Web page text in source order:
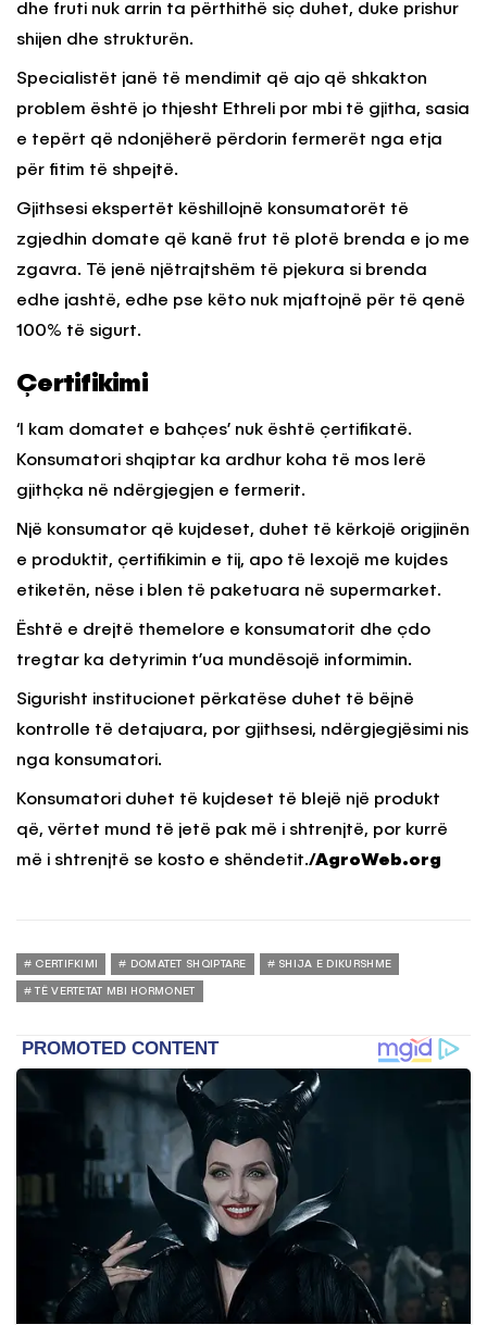
dhe fruti nuk arrin ta përthithë siç duhet, duke prishur
shijen dhe strukturën.
Specialistët janë të mendimit që ajo që shkakton
problem është jo thjesht Ethreli por mbi të gjitha, sasia
e tepërt që ndonjëherë përdorin fermerët nga etja
për fitim të shpejtë.
Gjithsesi ekspertët këshillojnë konsumatorët të
zgjedhin domate që kanë frut të plotë brenda e jo me
zgavra. Të jenë njëtrajtshëm të pjekura si brenda
edhe jashtë, edhe pse këto nuk mjaftojnë për të qenë
100% të sigurt.
Çertifikimi
‘I kam domatet e bahçes’ nuk është çertifikatë.
Konsumatori shqiptar ka ardhur koha të mos lerë
gjithçka në ndërgjegjen e fermerit.
Një konsumator që kujdeset, duhet të kërkojë origjinën
e produktit, çertifikimin e tij, apo të lexojë me kujdes
etiketën, nëse i blen të paketuara në supermarket.
Është e drejtë themelore e konsumatorit dhe çdo
tregtar ka detyrimin t’ua mundësojë informimin.
Sigurisht institucionet përkatëse duhet të bëjnë
kontrolle të detajuara, por gjithsesi, ndërgjegjësimi nis
nga konsumatori.
Konsumatori duhet të kujdeset të blejë një produkt
që, vërtet mund të jetë pak më i shtrenjtë, por kurrë
më i shtrenjtë se kosto e shëndetit./AgroWeb.org
CERTIFKIMI DOMATET SHQIPTARE SHIJA E DIKURSHME
TË VERTETAT MBI HORMONET